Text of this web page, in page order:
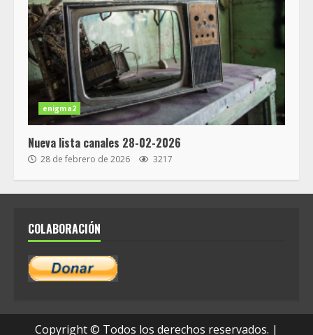
enigma2
Nueva lista canales 28-02-2026
28 de febrero de 2026 3217
COLABORACIÓN
Copyright © Todos los derechos reservados. |